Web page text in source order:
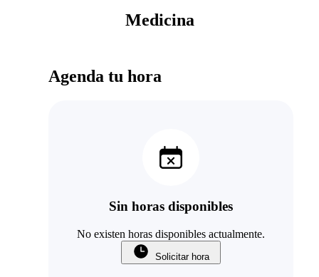
Medicina
Agenda tu hora
Sin horas disponibles
No existen horas disponibles actualmente.
Solicitar hora